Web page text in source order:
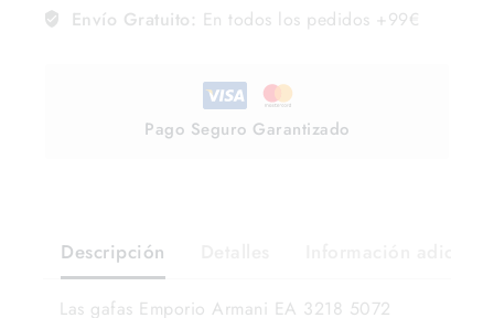
Envío Gratuito: En todos los pedidos +99€
Pago Seguro Garantizado
Descripción
Las gafas Emporio Armani EA 3218 5072